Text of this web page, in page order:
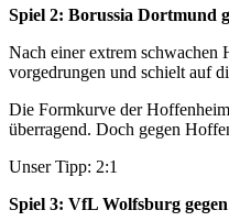
Spiel 2: Borussia Dortmund
Nach einer extrem schwachen
vorgedrungen und schielt auf
Die Formkurve der
überragend. Doch gegen
Unser Tipp: 2:1
Spiel 3: VfL Wolfsburg